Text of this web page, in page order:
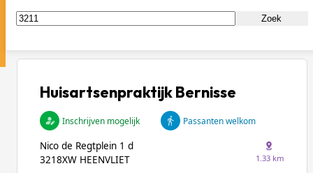
Zoek
Huisartsenpraktijk Bernisse
Inschrijven mogelijk Passanten welkom
Nico de Regtplein 1 d
3218XW HEENVLIET
1.33 km